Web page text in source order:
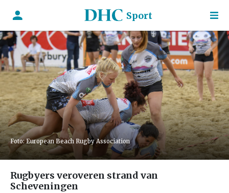
Sport
Foto: European Beach Rugby Association
Rugbyers veroveren strand van
Scheveningen